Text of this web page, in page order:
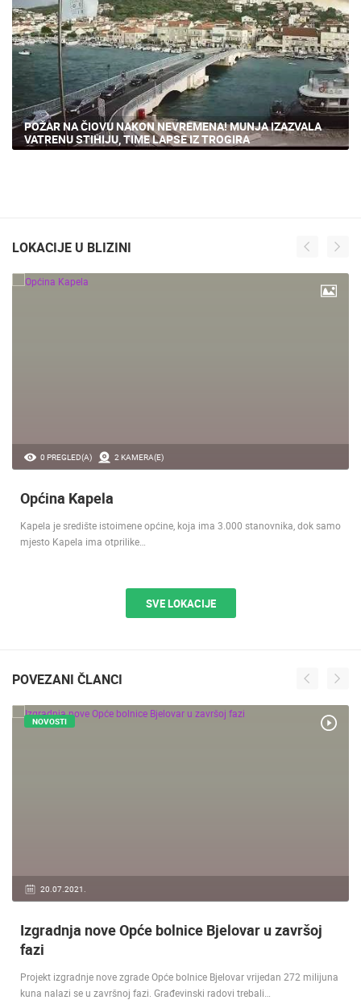
POŽAR NA ČIOVU NAKON NEVREMENA! MUNJA IZAZVALA
VATRENU STIHIJU, TIME LAPSE IZ TROGIRA
LOKACIJE U BLIZINI
0 PREGLED(A) 2 KAMERA(E)
Općina Kapela
Kapela je središte istoimene općine, koja ima 3.000 stanovnika, dok samo
mjesto Kapela ima otprilike…
SVE LOKACIJE
POVEZANI ČLANCI
20.07.2021.
NOVOSTI
Izgradnja nove Opće bolnice Bjelovar u završoj
fazi
Projekt izgradnje nove zgrade Opće bolnice Bjelovar vrijedan 272 milijuna
kuna nalazi se u završnoj fazi. Građevinski radovi trebali…